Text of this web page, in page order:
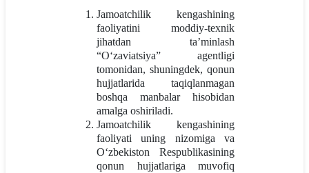
Jamoatchilik kengashining
faoliyatini moddiy-texnik
jihatdan ta’minlash
“O‘zaviatsiya” agentligi
tomonidan, shuningdek, qonun
hujjatlarida taqiqlanmagan
boshqa manbalar hisobidan
amalga oshiriladi.
Jamoatchilik kengashining
faoliyati uning nizomiga va
O‘zbekiston Respublikasining
qonun hujjatlariga muvofiq